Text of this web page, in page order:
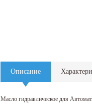
Описание
Масло гидравлическое для